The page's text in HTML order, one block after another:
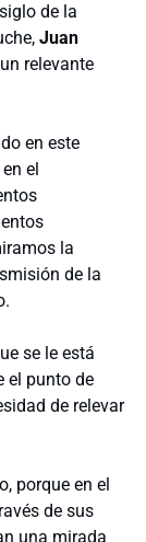
de la
Juan
relevante
en este
el
la
de la
se le está
el punto de
de relevar
porque en el
de sus
una mirada